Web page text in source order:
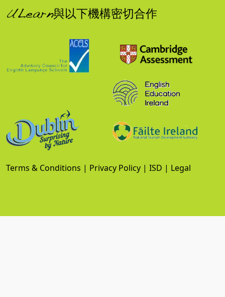
ULearn與以下機構密切合作
Terms & Conditions | Privacy Policy | ISD | Legal